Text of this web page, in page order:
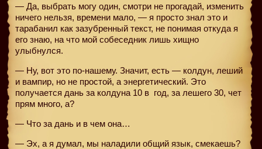
— Да, выбрать могу один, смотри не прогадай, изменить
ничего нельзя, времени мало, — я просто знал это и
тарабанил как зазубренный текст, не понимая откуда я
его знаю, на что мой собеседник лишь хищно
улыбнулся.
— Ну, вот это по-нашему. Значит, есть — колдун, леший
и вампир, но не простой, а энергетический. Это
получается дань за колдуна 10 в год, за лешего 30, чет
прям много, а?
— Что за дань и в чем она…
— Эх, а я думал, мы наладили общий язык, смекаешь?